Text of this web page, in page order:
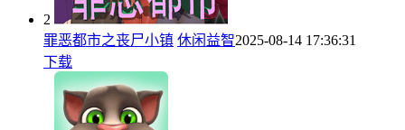
2
罪恶都市之丧尸小镇 休闲益智2025-08-14 17:36:31
下载